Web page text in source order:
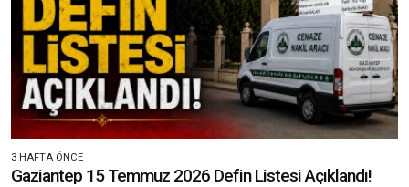
3 HAFTA ÖNCE
Gaziantep 15 Temmuz 2026 Defin Listesi Açıklandı!